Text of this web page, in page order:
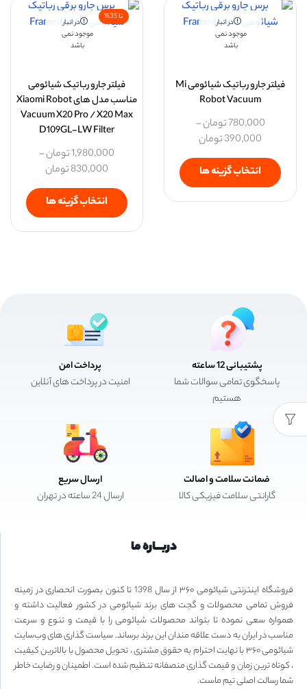
در انبار
موجود نمی
باشد
فیلتر جارو رباتیک شیائومی Mi
Robot Vacuum
780,000تومان–
390,000تومان
انتخاب گزینه ها
تا 35%
در انبار
موجود نمی
باشد
فیلتر جارو رباتیک شیائومی
مناسب مدل های Xiaomi Robot
Vacuum X20 Pro / X20 Max
D109GL-LW Filter
1,980,000تومان–
830,000تومان
انتخاب گزینه ها
پشتیبانی 12 ساعته
پاسخگوی تمامی سوالات شما
هستیم
پرداخت امن
امنیت در پرداخت های آنلاین
ضمانت سلامت و اصالت
گارانتی سلامت فیزیکی کالا
ارسال سریع
ارسال 24 ساعته در تهران
دربـــاره ما
فروشگاه اینترنتی شیائومی ۳۶۰ از سال 1398 تا کنون بصورت انحصاری در زمینه
فروش تمامی محصولات و گجت های برند شیائومی در کشور فعالیت داشته و
همواره سعی نموده تا بتواند محصولات شیائومی را با قیمت و تنوع و سرعت
مناسب در ایران به دست علاقه مندان این برند برساند. سیاست گذاری های وب‌سایت
شیائومی ۳۶۰ با نهایت احترام به حقوق مشتری ، تحویل محصول با بالاترین کیفیت
، کوتاه ترین زمان و قیمت گذاری منصفانه تنظیم شده است. اطمینان و رضایت خاطر
شما رسالت اصلی تیم ماست.